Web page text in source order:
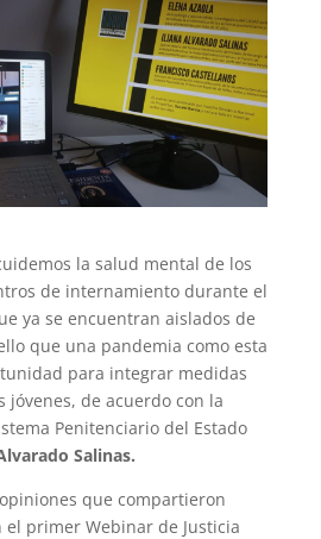
la salud mental de los
de internamiento durante el
ya se encuentran aislados de
que una pandemia como esta
para integrar medidas
jóvenes, de acuerdo con la
Penitenciario del Estado
Salinas.
que compartieron
primer Webinar de Justicia